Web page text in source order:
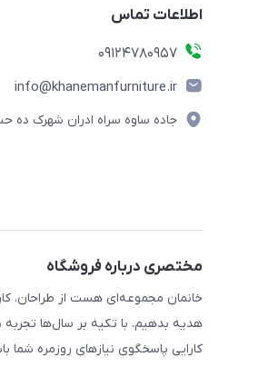
اطلاعات تماس
09124780957
info@khanemanfurniture.ir
جاده ساوه سراه ادران شهرک ده
مختصری درباره فروشگاه
خانمان مجموعه‌ای هست از طراحان،
هدیه بدهیم. با تکیه بر سال‌ها
کارایی پاسخگوی نیازهای روزمره شما